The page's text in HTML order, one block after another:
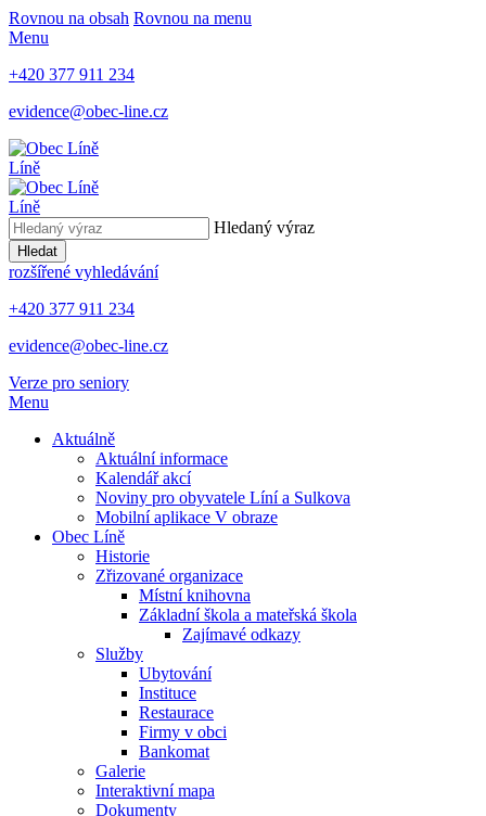
Rovnou na obsah Rovnou na menu
Menu
+420 377 911 234
evidence@obec-line.cz
Líně
Líně
Hledaný výraz
Hledat
rozšířené vyhledávání
+420 377 911 234
evidence@obec-line.cz
Verze pro seniory
Menu
Aktuálně
Aktuální informace
Kalendář akcí
Noviny pro obyvatele Líní a Sulkova
Mobilní aplikace V obraze
Obec Líně
Historie
Zřizované organizace
Místní knihovna
Základní škola a mateřská škola
Zajímavé odkazy
Služby
Ubytování
Instituce
Restaurace
Firmy v obci
Bankomat
Galerie
Interaktivní mapa
Dokumenty